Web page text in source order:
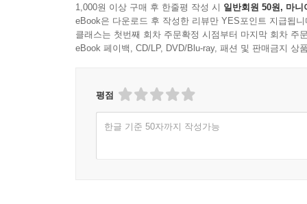
코드와 세 가지 관점
- 코드는 세 가지 관점을 모두 제공해야 한다
- 도메인 개념을 참조하는 이유
1,000원 이상 구매 후 한줄평 작성 시 일반회원 50원, 마니
eBook은 다운로드 후 작성한 리뷰만 YES포인트 지급됩니
클래스는 첫번째 회차 주문확정 시점부터 마지막 회차 주
eBook 페이백, CD/LP, DVD/Blu-ray, 패션 및 판매금지 상
평점
한글 기준 50자까지 작성가능